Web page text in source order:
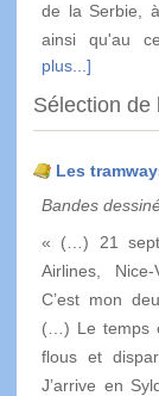
de la Serbie,
ainsi qu'au
plus...]
Sélection de
Les
Bandes
« (…) 21
Airlines, Nice-
C’est mon
(…) Le temps
flous et
J’arrive en